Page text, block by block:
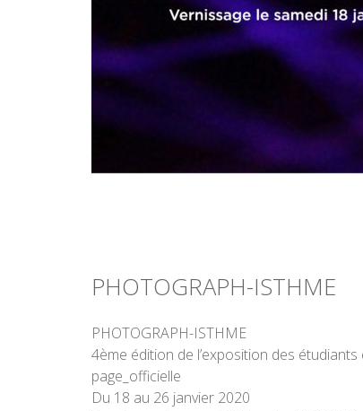
PHOTOGRAPH-ISTHME
PHOTOGRAPH-ISTHME
4ème édition de l’exposition des
page_officielle
Du 18 au 26 janvier 2020